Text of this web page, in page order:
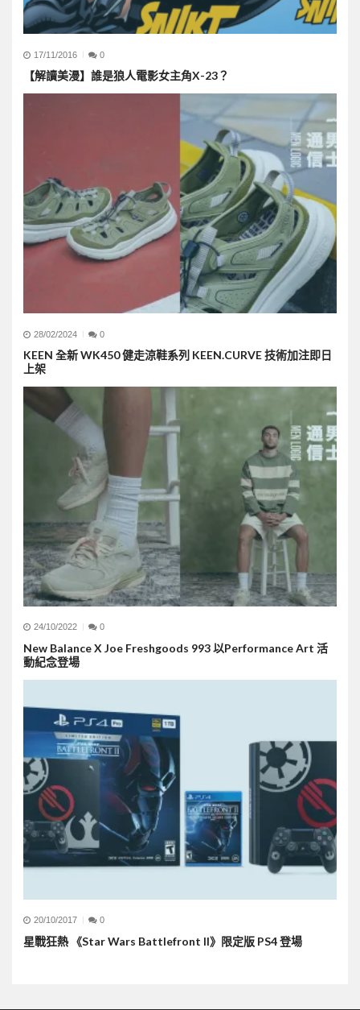
17/11/2016 0
【解讀美漫】誰是狼人電影女主角X-23？
28/02/2024 0
KEEN 全新 WK450 健走涼鞋系列 KEEN.CURVE 技術加注即日
上架
24/10/2022 0
New Balance X Joe Freshgoods 993 以Performance Art 活
動紀念登場
20/10/2017 0
星戰狂熱 《Star Wars Battlefront II》限定版 PS4 登場